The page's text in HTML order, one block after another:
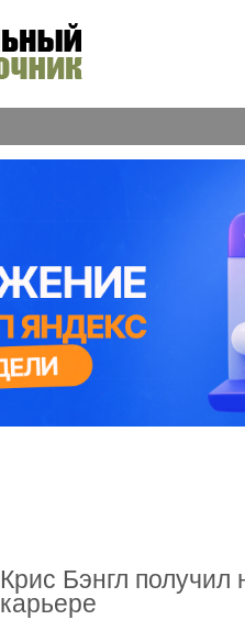
Крис Бэнгл получил
карьере